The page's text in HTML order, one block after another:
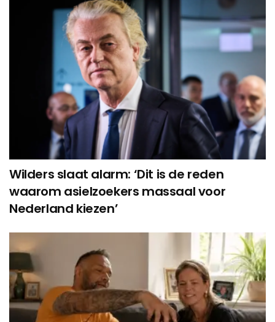
Wilders slaat alarm: ‘Dit is de reden
waarom asielzoekers massaal voor
Nederland kiezen’